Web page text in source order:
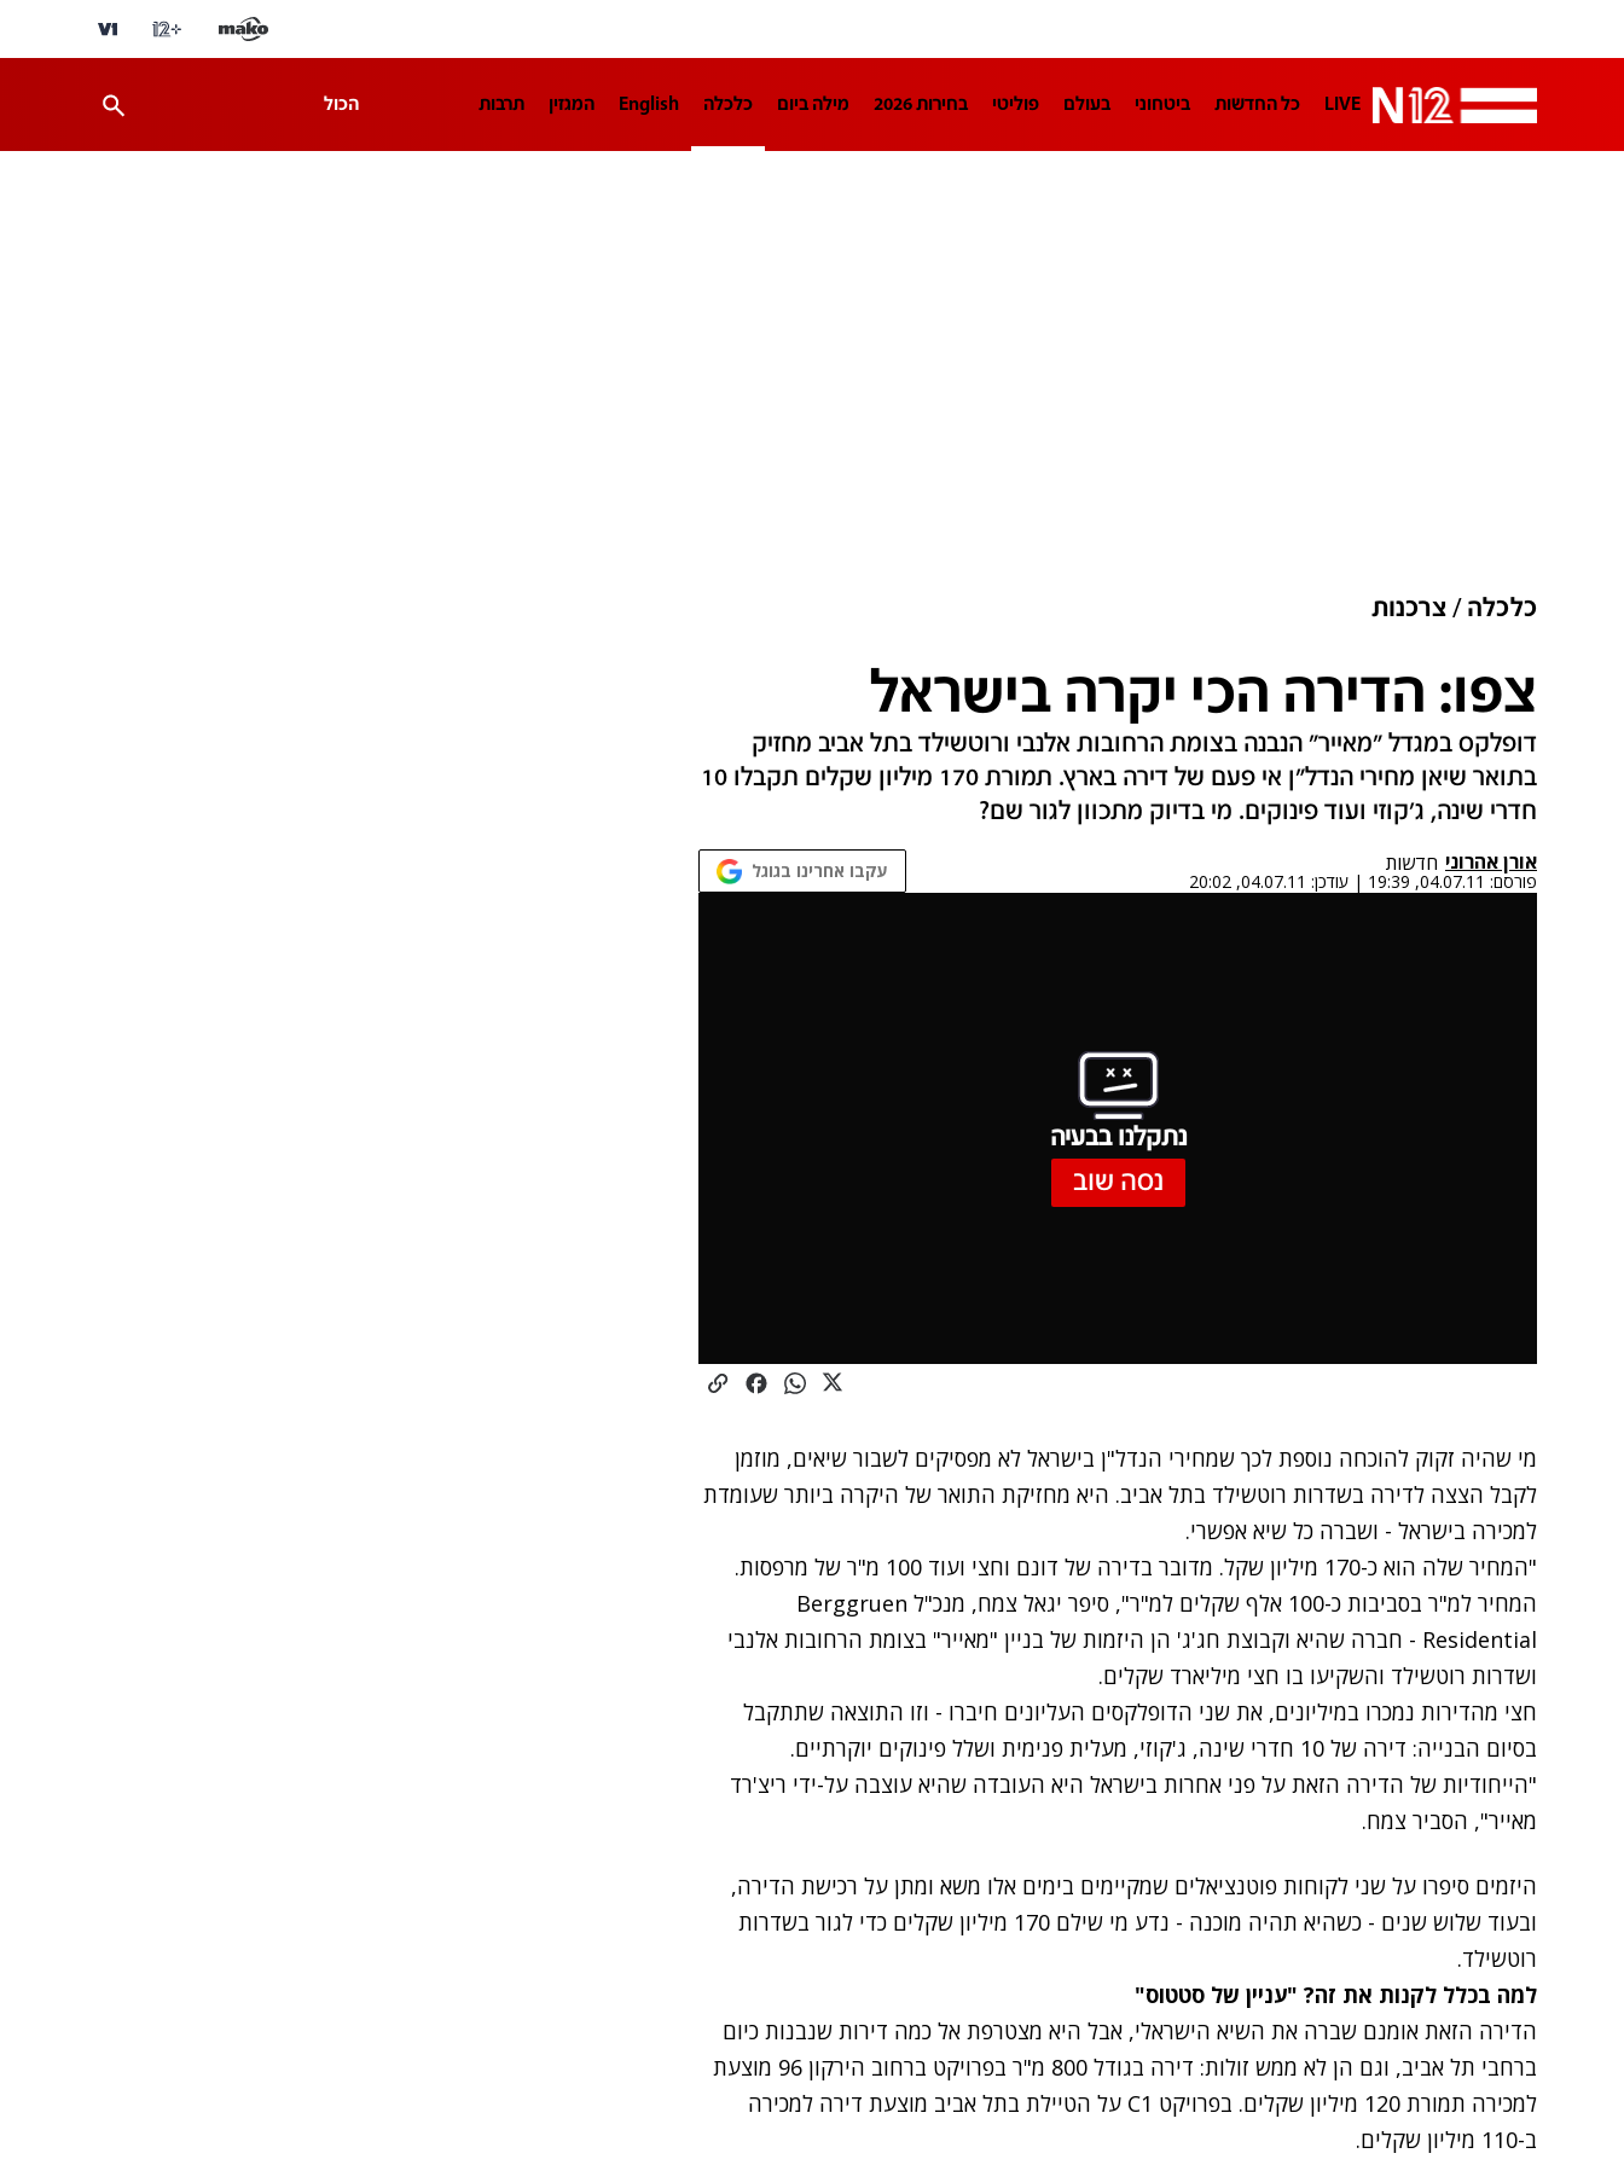
LIVE כל החדשות ביטחוני בעולם פוליטי בחירות 2026 מילה ביום כלכלה English המגזין תרבות הכול
כלכלה צרכנות
צפו: הדירה הכי יקרה בישראל
דופלקס במגדל "מאייר" הנבנה בצומת הרחובות אלנבי ורוטשילד בתל אביב מחזיק
בתואר שיאן מחירי הנדל"ן אי פעם של דירה בארץ. תמורת 170 מיליון שקלים תקבלו 10
חדרי שינה, ג'קוזי ועוד פינוקים. מי בדיוק מתכוון לגור שם?
אורן אהרוני חדשות
פורסם: 04.07.11, 19:39
| עודכן: 04.07.11, 20:02 עקבו אחרינו בגוגל
נתקלנו בבעיה
נסה שוב
מי שהיה זקוק להוכחה נוספת לכך שמחירי הנדל"ן בישראל לא מפסיקים לשבור שיאים, מוזמן
לקבל הצצה לדירה בשדרות רוטשילד בתל אביב. היא מחזיקת התואר של היקרה ביותר שעומדת
למכירה בישראל - ושברה כל שיא אפשרי.
"המחיר שלה הוא כ-170 מיליון שקל. מדובר בדירה של דונם וחצי ועוד 100 מ"ר של מרפסות.
המחיר למ"ר בסביבות כ-100 אלף שקלים למ"ר", סיפר יגאל צמח, מנכ"ל Berggruen
Residential - חברה שהיא וקבוצת חג'ג' הן היזמות של בניין "מאייר" בצומת הרחובות אלנבי
ושדרות רוטשילד והשקיעו בו חצי מיליארד שקלים.
חצי מהדירות נמכרו במיליונים, את שני הדופלקסים העליונים חיברו - וזו התוצאה שתתקבל
בסיום הבנייה: דירה של 10 חדרי שינה, ג'קוזי, מעלית פנימית ושלל פינוקים יוקרתיים.
"הייחודיות של הדירה הזאת על פני אחרות בישראל היא העובדה שהיא עוצבה על-ידי ריצ'רד
מאייר", הסביר צמח.
היזמים סיפרו על שני לקוחות פוטנציאלים שמקיימים בימים אלו משא ומתן על רכישת הדירה,
ובעוד שלוש שנים - כשהיא תהיה מוכנה - נדע מי שילם 170 מיליון שקלים כדי לגור בשדרות
רוטשילד.
למה בכלל לקנות את זה? "עניין של סטטוס"
הדירה הזאת אומנם שברה את השיא הישראלי, אבל היא מצטרפת אל כמה דירות שנבנות כיום
ברחבי תל אביב, וגם הן לא ממש זולות: דירה בגודל 800 מ"ר בפרויקט ברחוב הירקון 96 מוצעת
למכירה תמורת 120 מיליון שקלים. בפרויקט C1 על הטיילת בתל אביב מוצעת דירה למכירה
ב-110 מיליון שקלים.